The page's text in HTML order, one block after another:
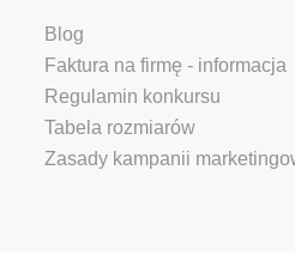
Blog
Faktura na firmę - informacja
Regulamin konkursu
Tabela rozmiarów
Zasady kampanii